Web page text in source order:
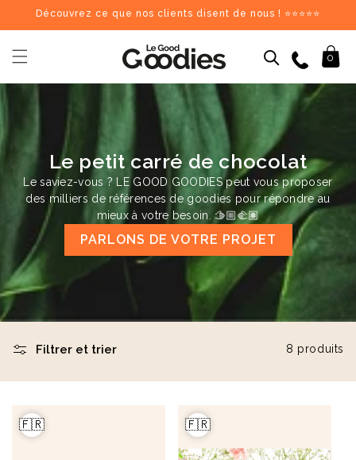
passer
au
contenu
Découvrez ce que nos clients disent de nous ! ⭐⭐⭐⭐⭐
Panier
0
Dernières recherches : Supprimer tout
Recherches populaires
carnet muggourdetotebaggobelettour de couparapluie
Goodies recommandés
♻️
à partir de
♻️
à partir de
Le petit carré de chocolat
Le saviez-vous ? LE GOOD GOODIES peut vous proposer
des milliers de références de goodies pour répondre au
mieux à votre besoin. 🫱🏼‍🫲🏽
PARLONS DE VOTRE PROJET
Filtrer et trier 8 produits
🇫🇷 🇫🇷